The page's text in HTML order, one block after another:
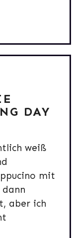
DAY
weiß
mit
aber ich